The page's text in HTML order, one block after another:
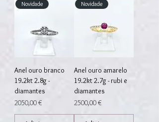
Novidade
Anel ouro branco
19.2kt 2.8g -
diamantes
Preço
2050,00 €
Novidade
Anel ouro amarelo
19.2kt 2.7g - rubi e
diamantes
Preço
2500,00 €